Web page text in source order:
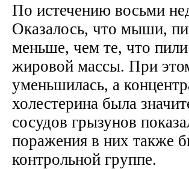
По истечению восьми
Оказалось, что мыши,
меньше, чем те, что
жировой массы. При
уменьшилась, а
холестерина была
сосудов грызунов
поражения в них также
контрольной группе.